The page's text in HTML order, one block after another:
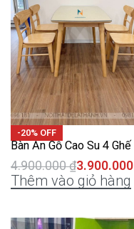
-20% OFF
Bàn Ăn Gỗ Cao Su 4 Ghế
4.900.000₫3.900.000
Thêm vào giỏ hàng